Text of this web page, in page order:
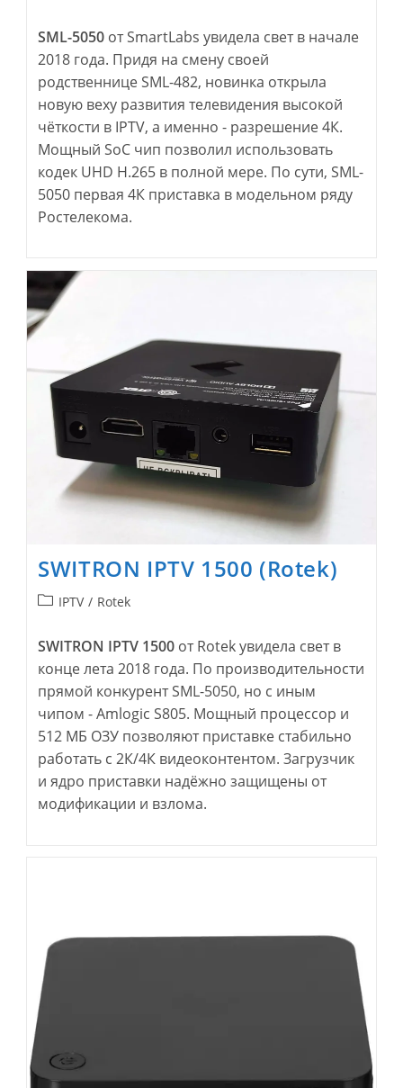
SML-5050 от SmartLabs увидела свет в начале
2018 года. Придя на смену своей
родственнице SML-482, новинка открыла
новую веху развития телевидения высокой
чёткости в IPTV, а именно - разрешение 4К.
Мощный SoC чип позволил использовать
кодек UHD H.265 в полной мере. По сути, SML-
5050 первая 4К приставка в модельном ряду
Ростелекома.
SWITRON IPTV 1500 (Rotek)
Рубрика
IPTV / Rotek
SWITRON IPTV 1500 от Rotek увидела свет в
конце лета 2018 года. По производительности
прямой конкурент SML-5050, но с иным
чипом - Amlogic S805. Мощный процессор и
512 МБ ОЗУ позволяют приставке стабильно
работать с 2К/4К видеоконтентом. Загрузчик
и ядро приставки надёжно защищены от
модификации и взлома.